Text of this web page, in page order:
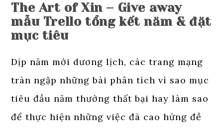
The Art of Xin – Give away
mẫu Trello tổng kết năm & đặt
mục tiêu
Dịp năm mới dương lịch, các trang mạng
tràn ngập những bài phân tích vì sao mục
tiêu đầu năm thường thất bại hay làm sao
để thực hiện những việc đã cao hứng đề